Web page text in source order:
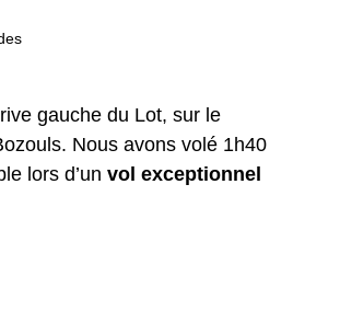
gauche du Lot, sur le
Nous avons volé 1h40
lors d’un vol exceptionnel